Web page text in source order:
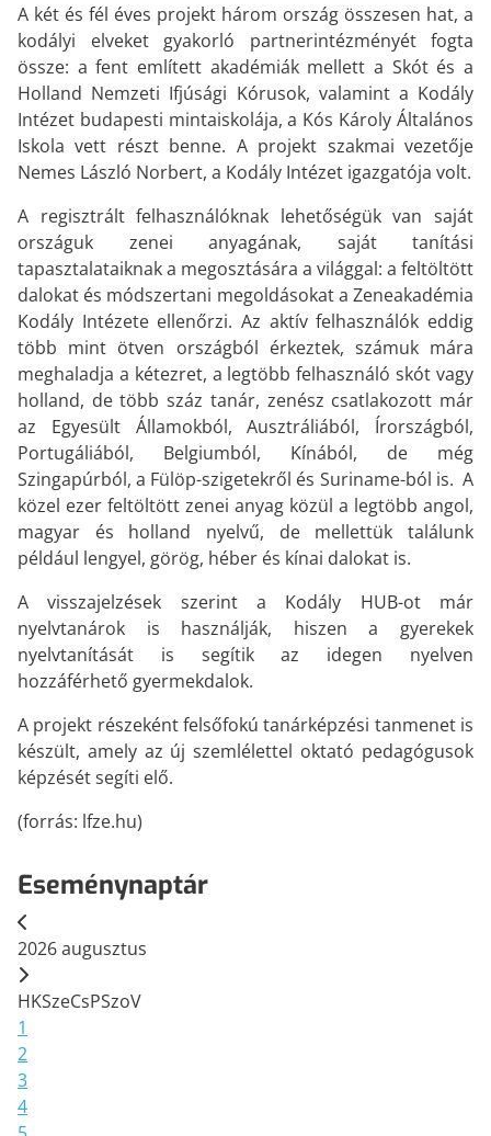
A két és fél éves projekt három ország összesen hat, a
kodályi elveket gyakorló partnerintézményét fogta
össze: a fent említett akadémiák mellett a Skót és a
Holland Nemzeti Ifjúsági Kórusok, valamint a Kodály
Intézet budapesti mintaiskolája, a Kós Károly Általános
Iskola vett részt benne. A projekt szakmai vezetője
Nemes László Norbert, a Kodály Intézet igazgatója volt.
A regisztrált felhasználóknak lehetőségük van saját
országuk zenei anyagának, saját tanítási
tapasztalataiknak a megosztására a világgal: a feltöltött
dalokat és módszertani megoldásokat a Zeneakadémia
Kodály Intézete ellenőrzi. Az aktív felhasználók eddig
több mint ötven országból érkeztek, számuk mára
meghaladja a kétezret, a legtöbb felhasználó skót vagy
holland, de több száz tanár, zenész csatlakozott már
az Egyesült Államokból, Ausztráliából, Írországból,
Portugáliából, Belgiumból, Kínából, de még
Szingapúrból, a Fülöp-szigetekről és Suriname-ból is. A
közel ezer feltöltött zenei anyag közül a legtöbb angol,
magyar és holland nyelvű, de mellettük találunk
például lengyel, görög, héber és kínai dalokat is.
A visszajelzések szerint a Kodály HUB-ot már
nyelvtanárok is használják, hiszen a gyerekek
nyelvtanítását is segítik az idegen nyelven
hozzáférhető gyermekdalok.
A projekt részeként felsőfokú tanárképzési tanmenet is
készült, amely az új szemlélettel oktató pedagógusok
képzését segíti elő.
(forrás: lfze.hu)
Eseménynaptár
2026augusztus
HKSzeCsPSzoV
1
2
3
4